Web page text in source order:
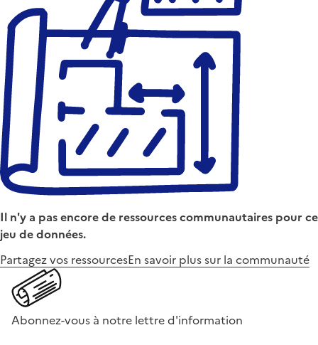
Il n'y a pas encore de ressources communautaires pour ce
jeu de données.
Partagez vos ressourcesEn savoir plus sur la communauté
Abonnez-vous à notre lettre d'information